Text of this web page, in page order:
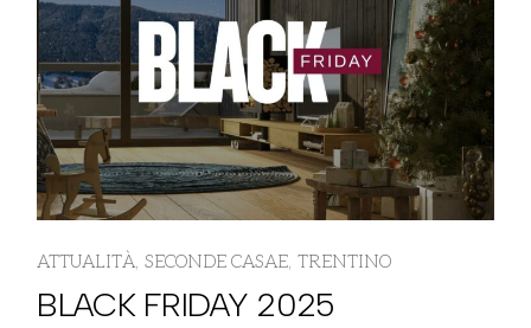
ATTUALITÀ SECONDE CASAE TRENTINO
BLACK FRIDAY 2025